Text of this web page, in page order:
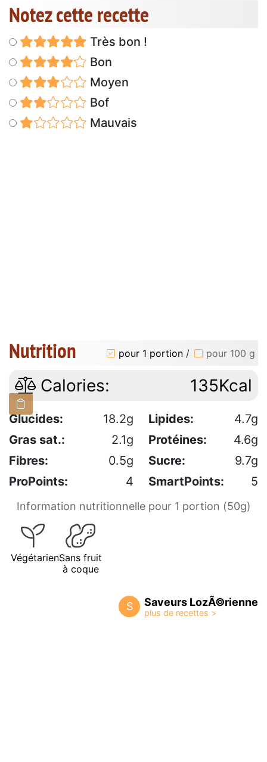
Notez cette recette
Très bon !
Bon
Moyen
Bof
Mauvais
Nutrition pour 1 portion / pour 100 g
Calories: 135Kcal
Glucides: 18.2g Lipides:
4.7g
Gras sat.:
2.1g Protéines:
4.6g
Fibres:
0.5g Sucre:
9.7g
ProPoints:
4 SmartPoints: 5
Information nutritionnelle pour 1 portion (50g)
VégétarienSans fruit
à coque
S Saveurs LozÃ©rienne